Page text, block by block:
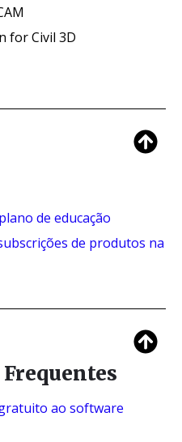
for Civil 3D
de educação
de produtos na
ao software